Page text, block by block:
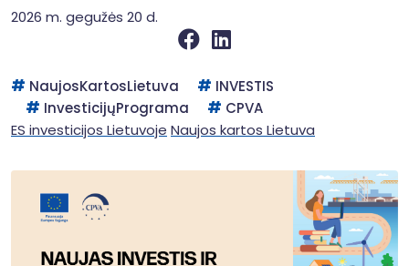
2026 m. gegužės 20 d.
NaujosKartosLietuva
INVESTIS
InvesticijųPrograma
CPVA
ES investicijos Lietuvoje Naujos kartos Lietuva